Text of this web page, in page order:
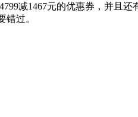
减1467元的优惠券，并且
错过。